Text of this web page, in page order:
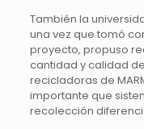
También la
una vez que tomó
proyecto, propuso
cantidad y calidad
recicladoras de
importante que
recolección